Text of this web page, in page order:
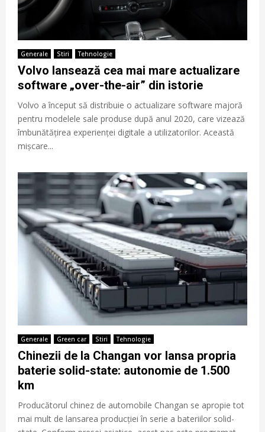
Generale Stiri Tehnologie
Volvo lansează cea mai mare actualizare
software „over-the-air” din istorie
Volvo a început să distribuie o actualizare software majoră
pentru modelele sale produse după anul 2020, care vizează
îmbunătățirea experienței digitale a utilizatorilor. Această
mișcare...
Generale Green car Stiri Tehnologie
Chinezii de la Changan vor lansa propria
baterie solid-state: autonomie de 1.500
km
Producătorul chinez de automobile Changan se apropie tot
mai mult de lansarea producției în serie a bateriilor solid-